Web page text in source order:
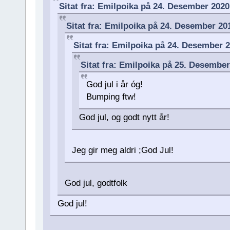
Sitat fra: Emilpoika på 24. Desember
Sitat fra: Emilpoika på 24. Desember
Sitat fra: Emilpoika på 24. Desember
Sitat fra: Emilpoika på 25.
God jul i år óg!
Bumping ftw!
God jul, og godt nytt år!
Jeg gir meg aldri ;God Jul!
God jul, godtfolk
God jul!